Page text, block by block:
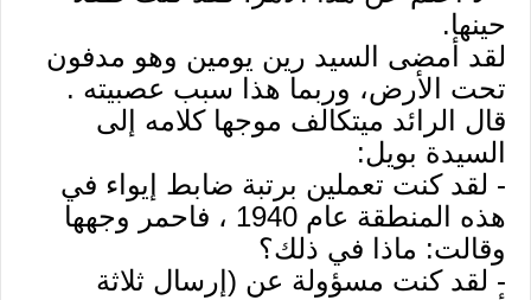
حينها.
لقد أمضى السيد رين يومين وهو مدفون
تحت الأرض، وربما هذا سبب عصبيته .
قال الرائد ميتكالف موجها كلامه إلى
السيدة بويل:
- لقد كنت تعملين برتبة ضابط إيواء في
هذه المنطقة عام 1940 ، فاحمر وجهها
وقالت: ماذا في ذلك؟
- لقد كنت مسؤولة عن (إرسال ثلاثة